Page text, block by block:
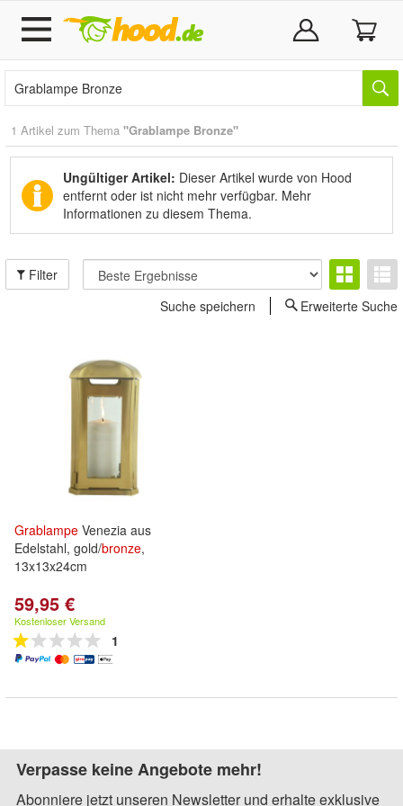
1 Artikel zum Thema "Grablampe Bronze"
Ungültiger Artikel: Dieser Artikel wurde von Hood
entfernt oder ist nicht mehr verfügbar. Mehr
Informationen zu diesem Thema.
Filter
Suche speichern
Erweiterte Suche
Grablampe Venezia aus
Edelstahl, gold/bronze,
13x13x24cm
59,95 €
Kostenloser Versand
1
Verpasse keine Angebote mehr!
Abonniere jetzt unseren Newsletter und erhalte exklusive